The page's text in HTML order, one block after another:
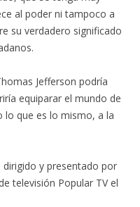
al poder ni tampoco a
su verdadero significado
Jefferson podría
equiparar el mundo de
lo que es lo mismo, a la
dirigido y presentado por
televisión Popular TV el